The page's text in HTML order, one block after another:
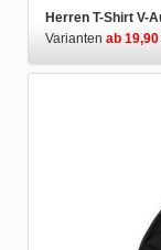
Herren T-Shirt V-
Varianten ab 19,90